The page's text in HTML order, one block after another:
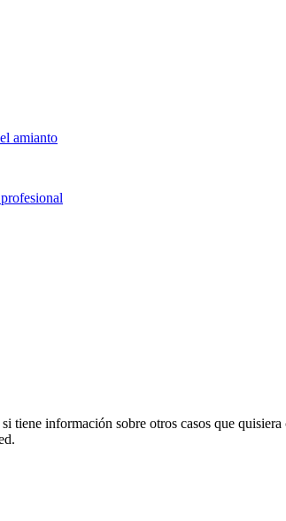
amianto
tiene información sobre otros casos que